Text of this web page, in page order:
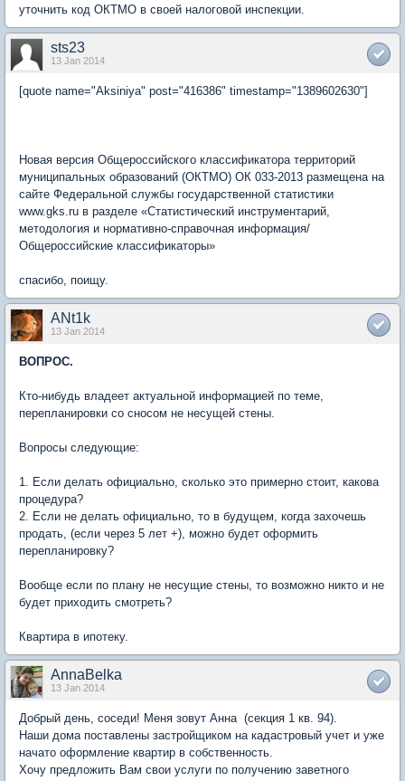
уточнить код ОКТМО в своей налоговой инспекции.
sts23
13 Jan 2014
[quote name="Aksiniya" post="416386" timestamp="1389602630"]
Новая версия Общероссийского классификатора территорий
муниципальных образований (ОКТМО) ОК 033-2013 размещена на
сайте Федеральной службы государственной статистики
www.gks.ru в разделе «Статистический инструментарий,
методология и нормативно-справочная информация/
Общероссийские классификаторы»
спасибо, поищу.
ANt1k
13 Jan 2014
ВОПРОС.
Кто-нибудь владеет актуальной информацией по теме,
перепланировки со сносом не несущей стены.
Вопросы следующие:
1. Если делать официально, сколько это примерно стоит, какова
процедура?
2. Если не делать официально, то в будущем, когда захочешь
продать, (если через 5 лет +), можно будет оформить
перепланировку?
Вообще если по плану не несущие стены, то возможно никто и не
будет приходить смотреть?
Квартира в ипотеку.
AnnaBelka
13 Jan 2014
Добрый день, соседи! Меня зовут Анна (секция 1 кв. 94).
Наши дома поставлены застройщиком на кадастровый учет и уже
начато оформление квартир в собственность.
Хочу предложить Вам свои услуги по получению заветного